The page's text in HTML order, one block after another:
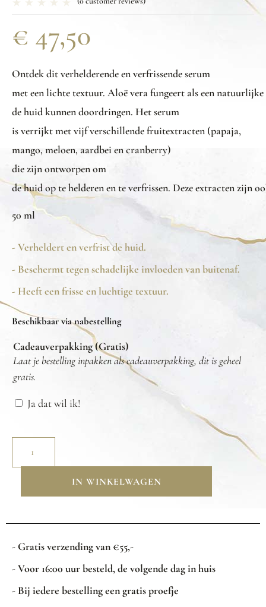
€ 47,50
Ontdekditverhelderendeenverfrissendeserum
meteenlichtetextuur. Aloëverafungeertalseennatuurlijke
dehuidkunnendoordringen. Het serum
isverrijktmetvijfverschillendefruitextracten (papaja,
mango, meloen, aardbei encranberry)
diezijnontworpenom
dehuidoptehelderenenteverfrissen. Dezeextractenzijn
50 ml
- Verheldert en verfrist de huid.
- Beschermt tegen schadelijke invloeden van buitenaf.
- Heeft een frisse en luchtige textuur.
Beschikbaar via nabestelling
Cadeauverpakking (Gratis)
Laat je bestelling inpakken als cadeauverpakking, dit is geheel
gratis.
Ja dat wil ik!
IN WINKELWAGEN
- Gratis verzending van €55,-
- Voor 16:00 uur besteld, de volgende dag in huis
- Bij iedere bestelling een gratis proefje